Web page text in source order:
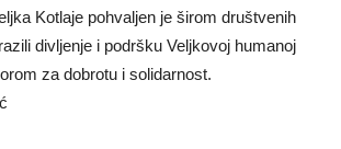
Kotlaje pohvaljen je širom društvenih
divljenje i podršku Veljkovoj humanoj
za dobrotu i solidarnost.